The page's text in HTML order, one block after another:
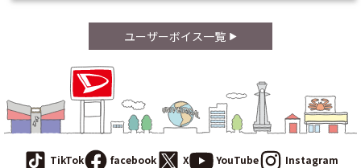
ユーザーボイス一覧
TikTok facebook X YouTube
Instagram